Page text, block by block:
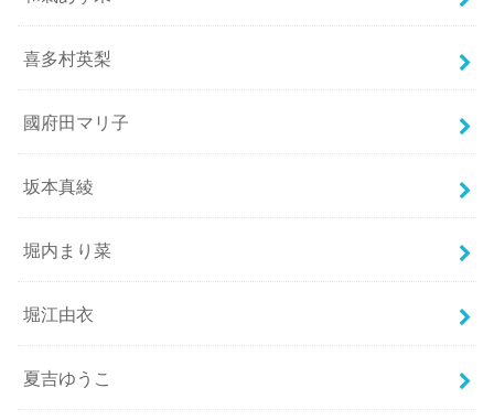
喜多村英梨
國府田マリ子
坂本真綾
堀内まり菜
堀江由衣
夏吉ゆうこ